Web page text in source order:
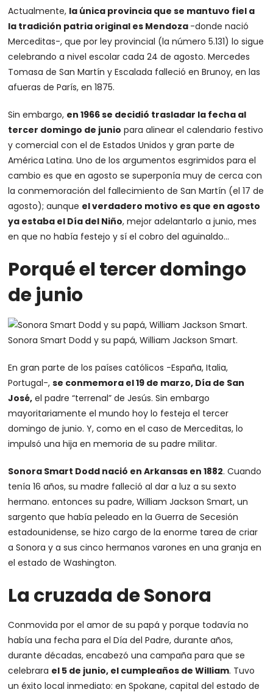
Actualmente, la única provincia que se mantuvo fiel a
la tradición patria original es Mendoza -donde nació
Merceditas-, que por ley provincial (la número 5.131) lo sigue
celebrando a nivel escolar cada 24 de agosto. Mercedes
Tomasa de San Martín y Escalada falleció en Brunoy, en las
afueras de París, en 1875.
Sin embargo, en 1966 se decidió trasladar la fecha al
tercer domingo de junio para alinear el calendario festivo
y comercial con el de Estados Unidos y gran parte de
América Latina. Uno de los argumentos esgrimidos para el
cambio es que en agosto se superponía muy de cerca con
la conmemoración del fallecimiento de San Martín (el 17 de
agosto); aunque el verdadero motivo es que en agosto
ya estaba el Día del Niño, mejor adelantarlo a junio, mes
en que no había festejo y sí el cobro del aguinaldo…
Porqué el tercer domingo
de junio
Sonora Smart Dodd y su papá, William Jackson Smart.
En gran parte de los países católicos -España, Italia,
Portugal-,se conmemora el 19 de marzo, Día de San
José, el padre “terrenal” de Jesús. Sin embargo
mayoritariamente el mundo hoy lo festeja el tercer
domingo de junio. Y, como en el caso de Merceditas, lo
impulsó una hija en memoria de su padre militar.
Sonora Smart Dodd nació en Arkansas en 1882. Cuando
tenía 16 años, su madre falleció al dar a luz a su sexto
hermano. entonces su padre, William Jackson Smart, un
sargento que había peleado en la Guerra de Secesión
estadounidense, se hizo cargo de la enorme tarea de criar
a Sonora y a sus cinco hermanos varones en una granja en
el estado de Washington.
La cruzada de Sonora
Conmovida por el amor de su papá y porque todavía no
había una fecha para el Día del Padre, durante años,
durante décadas, encabezó una campaña para que se
celebrara el 5 de junio, el cumpleaños de William. Tuvo
un éxito local inmediato: en Spokane, capital del estado de